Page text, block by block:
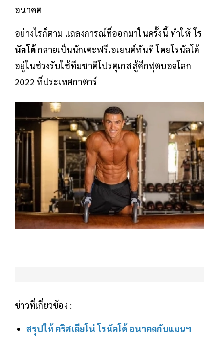
อนาคต
อย่างไรก็ตาม แถลงการณ์ที่ออกมาในครั้งนี้ ทำให้โร
นัลโด้กลายเป็นนักเตะฟรีเอเยนต์ทันที โดยโรนัลโด้
อยู่ในช่วงรับใช้ทีมชาติโปรตุเกส สู้ศึกฟุตบอลโลก
2022 ที่ประเทศกาตาร์
ข่าวที่เกี่ยวข้อง :
สรุปให้ คริสเตียโน่ โรนัลโด้ อนาคตกับแมนฯ